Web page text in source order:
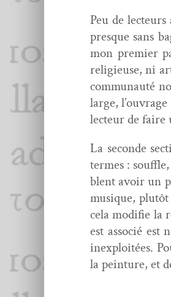
Peu de
presque sans
mon pre­mier
religieuse, ni
com­mu­nauté
large,
lecteur de faire
La sec­onde
ter­mes :
blent avoir un
musique,
cela mod­i­fie la
est asso­cié est
inex­ploitées.
la pein­ture, et